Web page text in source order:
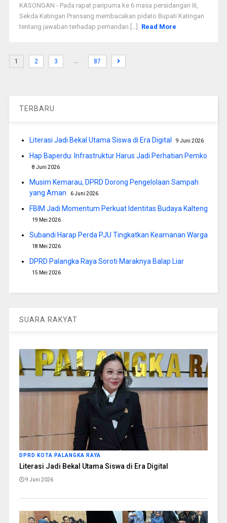
KASONGAN - Pada rapat paripurna ke 6 masa persidangan III,
Sekda Katingan Pransang membacakan pidato Bupati Katingan
tentang jawaban terhadap pemandan [...]
Read More
1 2 3 … 87
TERBARU
Literasi Jadi Bekal Utama Siswa di Era Digital 9 Juni 2026
Hap Baperdu: Infrastruktur Harus Jadi Perhatian Pemko
8 Juni 2026
Musim Kemarau, DPRD Dorong Pengelolaan Sampah
yang Aman
6 Juni 2026
FBIM Jadi Momentum Perkuat Identitas Budaya Kalteng
19 Mei 2026
Subandi Harap Perda PJU Tingkatkan Keamanan Warga
18 Mei 2026
DPRD Palangka Raya Soroti Maraknya Balap Liar
15 Mei 2026
SUARA RAKYAT
DPRD KOTA PALANGKA RAYA
Literasi Jadi Bekal Utama Siswa di Era Digital
9 Juni 2026